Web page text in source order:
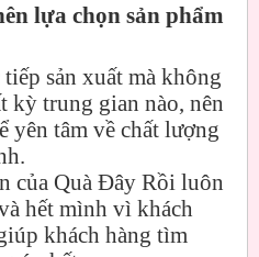
lựa chọn sản phẩm
sản xuất mà không
kỳ trung gian nào, nên
yên tâm về chất lượng
của Quà Đây Rồi luôn
hết mình vì khách
khách hàng tìm